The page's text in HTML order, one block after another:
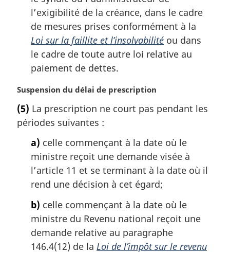
l’exigibilité de la créance, dans le cadre
de mesures prises conformément à la
Loi sur la faillite et l’insolvabilité ou dans
le cadre de toute autre loi relative au
paiement de dettes.
N
t
e
Suspension du délai de prescription
(5) La prescription ne court pas pendant les
périodes suivantes :
a) celle commençant à la date où le
ministre reçoit une demande visée à
l’article 11 et se terminant à la date où il
rend une décision à cet égard;
b) celle commençant à la date où le
ministre du Revenu national reçoit une
demande relative au paragraphe
146.4(12) de la Loi de l’impôt sur le revenu